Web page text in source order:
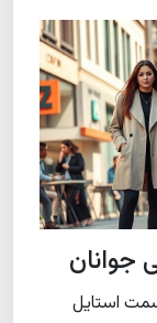
استایل